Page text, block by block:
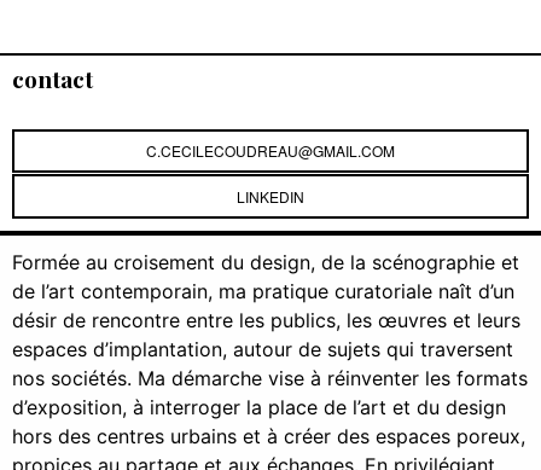
contact
C.CECILECOUDREAU@GMAIL.COM
LINKEDIN
Formée au croisement du design, de la scénographie et
de l’art contemporain, ma pratique curatoriale naît d’un
désir de rencontre entre les publics, les œuvres et leurs
espaces d’implantation, autour de sujets qui traversent
nos sociétés. Ma démarche vise à réinventer les formats
d’exposition, à interroger la place de l’art et du design
hors des centres urbains et à créer des espaces poreux,
propices au partage et aux échanges. En privilégiant